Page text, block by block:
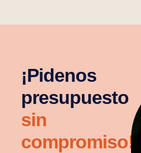
¡Pidenos
presupuesto
sin
compromiso!